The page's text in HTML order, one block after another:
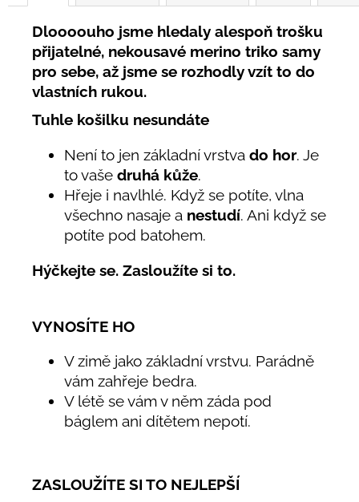
Dloooouho jsme hledaly alespoň trošku
přijatelné, nekousavé merino triko samy
pro sebe, až jsme se rozhodly vzít to do
vlastních rukou.
Tuhle košilku nesundáte
Není to jen základní vrstva do hor. Je
to vaše druhá kůže.
Hřeje i navlhlé. Když se potíte, vlna
všechno nasaje a nestudí. Ani když se
potíte pod batohem.
Hýčkejte se. Zasloužíte si to.
VYNOSÍTE HO
V zimě jako základní vrstvu. Parádně
vám zahřeje bedra.
V létě se vám v něm záda pod
báglem ani dítětem nepotí.
ZASLOUŽÍTE SI TO NEJLEPŠÍ